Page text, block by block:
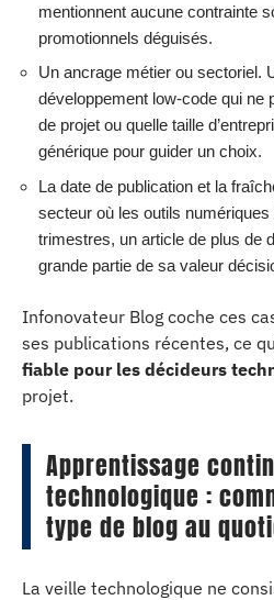
mentionnent aucune contrainte
promotionnels déguisés.
Un ancrage métier ou sectoriel.
développement low-code qui ne
de projet ou quelle taille
générique pour guider un choix.
La date de publication et la
secteur où les outils
trimestres, un article de plus de
grande partie de sa valeur
Infonovateur Blog coche ces
ses publications récentes, ce
fiable pour les décideurs
projet.
Apprentissage
technologique :
type de blog au
La veille technologique ne